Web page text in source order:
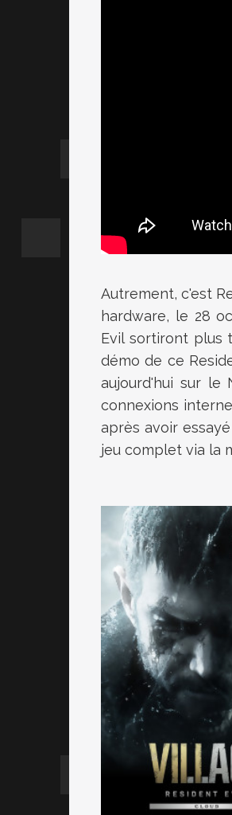
Autrement, c'est
hardware, le 28
Evil sortiront plus
démo de ce
aujourd'hui sur le
connexions
après avoir
jeu complet via la